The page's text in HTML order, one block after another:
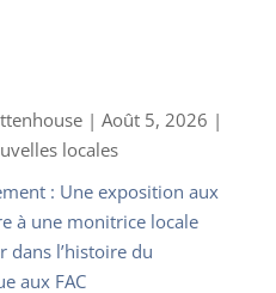
| Août 5, 2026 |
locales